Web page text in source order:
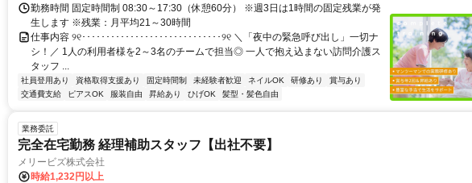
勤務時間 固定時間制 08:30～17:30（休憩60分） ※週3日は1時間の固定残業が発
生します ※残業：月平均21～30時間
仕事内容 ୨୧･････････････････････････････୨୧ ＼「夜中の緊急呼び出し」一切ナ
シ！／ 1人の利用者様を2～3名のチームで担当◎ 一人で抱え込まない訪問介護ス
タッフ ...
社員登用あり 資格取得支援あり 固定時間制 未経験者歓迎 ネイルOK 研修あり
賞与あり
交通費支給
ピアスOK 服装自由 昇給あり ひげOK 髪型・髪色自由
業務委託
完全在宅勤務 経理補助スタッフ【出社不要】
メリービズ株式会社
時給1,232円以上